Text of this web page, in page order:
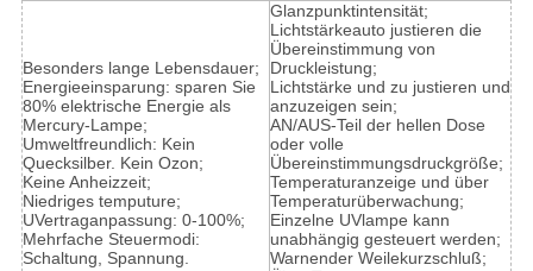
Besonders lange Lebensdauer;
Energieeinsparung: sparen Sie
80% elektrische Energie als
Mercury-Lampe;
Umweltfreundlich: Kein
Quecksilber. Kein Ozon;
Keine Anheizzeit;
Niedriges temputure;
UVertraganpassung: 0-100%;
Mehrfache Steuermodi:
Schaltung, Spannung.
Glanzpunktintensität;
Lichtstärkeauto justieren die
Übereinstimmung von
Druckleistung;
Lichtstärke und zu justieren und
anzuzeigen sein;
AN/AUS-Teil der hellen Dose
oder volle
Übereinstimmungsdruckgröße;
Temperaturanzeige und über
Temperaturüberwachung;
Einzelne UVlampe kann
unabhängig gesteuert werden;
Warnender Weilekurzschluß;